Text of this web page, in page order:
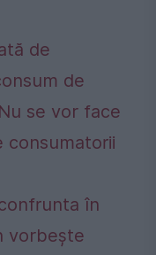
de
de
se vor face
consumatorii
în
vorbește